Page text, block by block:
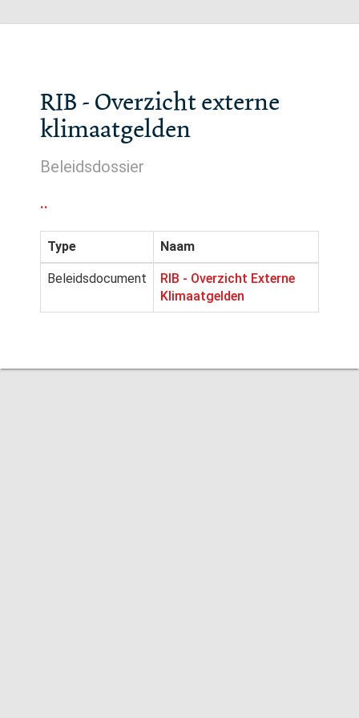
RIB - Overzicht externe
klimaatgelden
Beleidsdossier
..
Type Naam
Beleidsdocument
RIB - Overzicht Externe
Klimaatgelden